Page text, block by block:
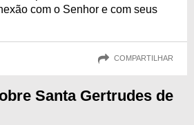
com o Senhor e com seus
COMPARTILHAR
Santa Gertrudes de